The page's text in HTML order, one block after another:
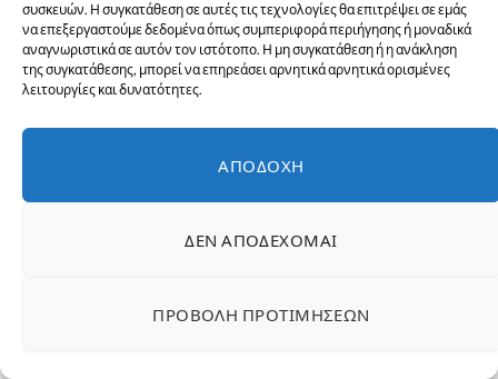
συσκευών. Η συγκατάθεση σε αυτές τις τεχνολογίες θα επιτρέψει σε εμάς
να επεξεργαστούμε δεδομένα όπως συμπεριφορά περιήγησης ή μοναδικά
αναγνωριστικά σε αυτόν τον ιστότοπο. Η μη συγκατάθεση ή η ανάκληση
της συγκατάθεσης, μπορεί να επηρεάσει αρνητικά αρνητικά ορισμένες
λειτουργίες και δυνατότητες.
ΑΠΟΔΟΧΉ
ΔΕΝ ΑΠΟΔΈΧΟΜΑΙ
ΠΡΟΒΟΛΉ ΠΡΟΤΙΜΉΣΕΩΝ